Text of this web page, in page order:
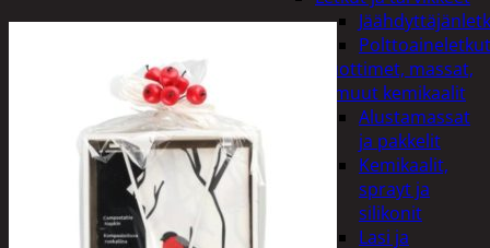
Polttoaineletkut
Liuottimet, massat,
ja muut kemikaalit
Alustamassat
ja pakkelit
Kemikaalit,
sprayt ja
silikonit
Lasi ja